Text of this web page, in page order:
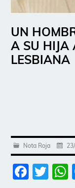
UN
A SU HIJA
LESBIANA
Nota Roja